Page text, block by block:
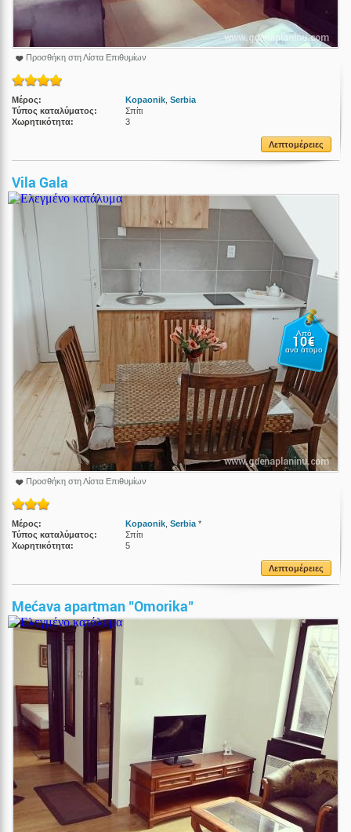
Προσθήκη στη Λίστα Επιθυμίων
Μέρος: Kopaonik Serbia
Τύπος καταλύματος:
Σπίτι
Χωρητικότητα:
3
Λεπτομέρειες
Vila Gala
Προσθήκη στη Λίστα Επιθυμίων
Από
10€
ανά άτομο
Μέρος: Kopaonik Serbia *
Τύπος καταλύματος:
Σπίτι
Χωρητικότητα:
5
Λεπτομέρειες
Mećava apartman "Omorika"